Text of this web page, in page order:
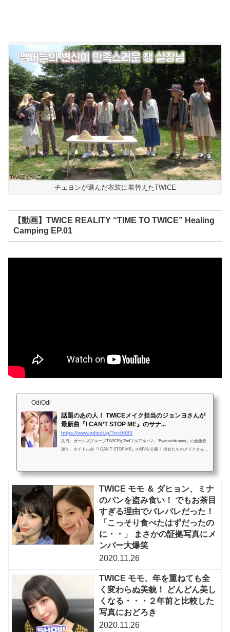
チェヨンが選んだ衣装に着替えたTWICE
【動画】TWICE REALITY “TIME TO TWICE” Healing
Camping EP.01
OdiOdi
話題のあの人！ TWICEメイク担当のジョンヨさんが
最新曲『I CAN’T STOP ME』のサナ...
https://www.odiodi.jp/?p=6683
先日、ガールズグループTWICEが2ndフルアルバム「Eyes wide open」の全曲音
源と、タイトル曲『I CAN’T STOP ME』のMVを公開！ 彼女たちのメイクさんと
TWICE モモ ＆ ダヒョン、ミナ
のパンを盗み食い！ でもお茶目
すぎる理由でバレバレだった！
「こっそり食べたはずだったの
に・・」 まさかの証拠写真にメ
ンバー大爆笑
2020.11.26
TWICE モモ、年を重ねても全
く変わらぬ美貌！ どんどん美し
くなる・・・２年前と比較した
写真におどろき
2020.11.26